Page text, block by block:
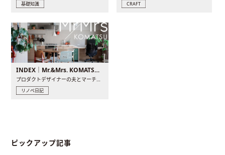
基礎知識 CRAFT
INDEX｜Mr.&Mrs. KOMATSU renovation diary
プロダクトデザイナーの夫とマーチャンダイザーの妻が、夫婦で..
リノベ日記
ピックアップ記事